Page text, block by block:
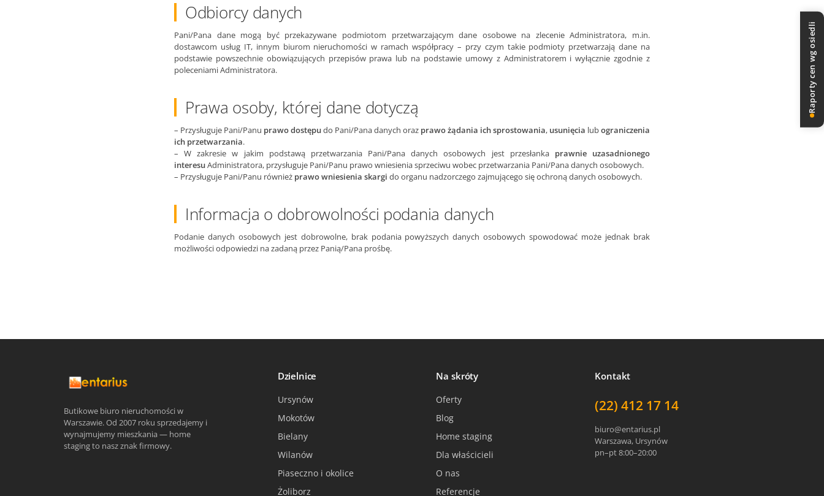
Odbiorcy danych
Pani/Pana dane mogą być przekazywane podmiotom przetwarzającym dane osobowe na zlecenie Administratora, m.in.
dostawcom usług IT, innym biurom nieruchomości w ramach współpracy – przy czym takie podmioty przetwarzają dane na
podstawie powszechnie obowiązujących przepisów prawa lub na podstawie umowy z Administratorem i wyłącznie zgodnie z
poleceniami Administratora.
Prawa osoby, której dane dotyczą
– Przysługuje Pani/Panu prawo dostępudo Pani/Pana danych oraz prawo żądania ich sprostowania, usunięcia lubograniczenia
ich przetwarzania.
– W zakresie w jakim podstawą przetwarzania Pani/Pana danych osobowych jest przesłanka prawnie uzasadnionego
interesuAdministratora, przysługuje Pani/Panu prawo wniesienia sprzeciwu wobec przetwarzania Pani/Pana danych osobowych.
– Przysługuje Pani/Panu również prawo wniesienia skargi do organu nadzorczego zajmującego się ochroną danych osobowych.
Informacja o dobrowolności podania danych
Podanie danych osobowych jest dobrowolne, brak podania powyższych danych osobowych spowodować może jednak brak
możliwości odpowiedzi na zadaną przez Panią/Pana prośbę.
Butikowe biuro nieruchomości w
Warszawie. Od 2007 roku sprzedajemy i
wynajmujemy mieszkania — home
staging to nasz znak firmowy.
Dzielnice
Ursynów
Mokotów
Bielany
Wilanów
Piaseczno i okolice
Żoliborz
Na skróty
Oferty
Blog
Home staging
Dla właścicieli
O nas
Referencje
Kontakt
(22) 412 17 14
biuro@entarius.pl
Warszawa, Ursynów
pn–pt 8:00–20:00
Raporty cen wg osiedli